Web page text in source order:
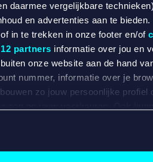
daarmee vergelijkbare
en advertenties aan te
in te trekken in onze footer en/of
12 partners informatie over jou en
onze website aan de hand
nummer, informatie over je
zo jouw persoonlijke profiel